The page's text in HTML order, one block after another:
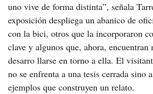
uno vive de forma distinta”, señala
exposición despliega un abanico de
con la bici, otros que la incorporaron
clave y algunos que, ahora, encuentran
desarro llarse en torno a ella. El
no se enfrenta a una tesis cerrada sino
ejemplos que construyen un relato.